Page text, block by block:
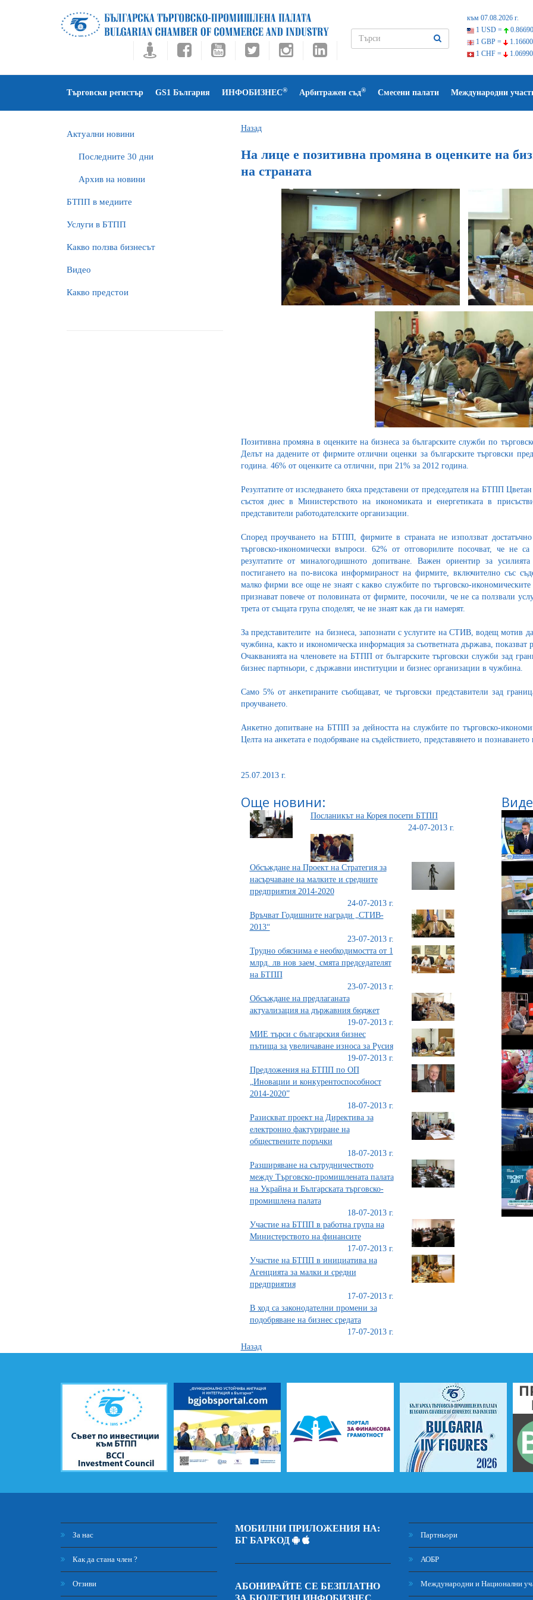
към 07.08.2026 г.
1 USD =
1 GBP =
1 CHF =
Търговски регистър GS1 България ИНФОБИЗНЕС® Арбитражен съд® Смесени палати Международни
Актуални новини
Последните 30 дни
Архив на новини
БTПП в медиите
Услуги в БТПП
Какво ползва бизнесът
Видео
Какво предстои
Назад
На лице е позитивна промяна в оценките на
на страната
Позитивна промяна в оценките на бизнеса за българските служби по
Делът на дадените от фирмите отлични оценки за българските търговски
година. 46% от оценките са отлични, при 21% за 2012 година.
Резултатите от изследването бяха представени от председателя на БТПП
състоя днес в Министерството на икономиката и енергетиката в
представители работодателските организации.
Според проучването на БТПП, фирмите в страната не използват
търговско-икономически въпроси. 62% от отговорилите посочват, че не
резултатите от миналогодишното допитване. Важен ориентир за
постигането на по-висока информираност на фирмите, включително със
малко фирми все още не знаят с какво службите по търговско-
признават повече от половината от фирмите, посочили, че не са ползвали
трета от същата група споделят, че не знаят как да ги намерят.
За представителите на бизнеса, запознати с услугите на СТИВ, водещ мотив
чужбина, както и икономическа информация за съответната държава, показват
Очакванията на членовете на БТПП от българските търговски служби зад
бизнес партньори, с държавни институции и бизнес организации в чужбина.
Само 5% от анкетираните съобщават, че търговски представители зад
проучването.
Анкетно допитване на БТПП за дейността на службите по търговско-
Целта на анкетата е подобряване на съдействието, представянето и
25.07.2013 г.
Още новини:
Посланикът на Корея посети БТПП
24-07-2013 г.
Обсъждане на Проект на Стратегия за
насърчаване на малките и средните
предприятия 2014-2020
24-07-2013 г.
Връчват Годишните награди „СТИВ-
2013“
23-07-2013 г.
Трудно обяснима е необходимостта от 1
млрд. лв нов заем, смята председателят
на БТПП
23-07-2013 г.
Обсъждане на предлаганата
актуализация на държавния бюджет
19-07-2013 г.
МИЕ търси с българския бизнес
пътища за увеличаване износа за Русия
19-07-2013 г.
Предложения на БТПП по ОП
„Иновации и конкурентоспособност
2014-2020”
18-07-2013 г.
Разискват проект на Директива за
електронно фактуриране на
обществените поръчки
18-07-2013 г.
Разширяване на сътрудничеството
между Търговско-промишлената палата
на Украйна и Българската търговско-
промишлена палата
18-07-2013 г.
Участие на БТПП в работна група на
Министерството на финансите
17-07-2013 г.
Участие на БТПП в инициатива на
Aгенцията за малки и средни
предприятия
17-07-2013 г.
В ход са законодателни промени за
подобряване на бизнес средата
17-07-2013 г.
Назад
За нас
Как да стана член ?
Отзиви
МОБИЛНИ ПРИЛОЖЕНИЯ НА:
БГ БАРКОД
АБОНИРАЙТЕ СЕ БЕЗПЛАТНО
Партньори
АОБР
Международни и Национални